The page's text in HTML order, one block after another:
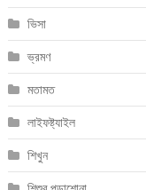
ভিসা
ভ্রমণ
মতামত
লাইফষ্ট্যাইল
শিখুন